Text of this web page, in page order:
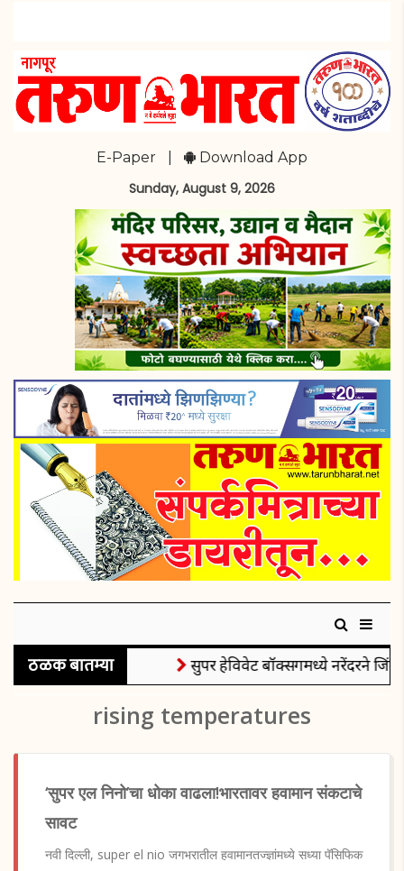
E-Paper Download App
Sunday, August 9, 2026
ठळक बातम्या सुपर हेविवेट बॉक्सिंगमध्ये नरेंदरने जिंकले
rising temperatures
‘सुपर एल निनो’चा धोका वाढला!भारतावर हवामान संकटाचे
सावट
नवी दिल्ली, super el nio जगभरातील हवामानतज्ज्ञांमध्ये सध्या पॅसिफिक